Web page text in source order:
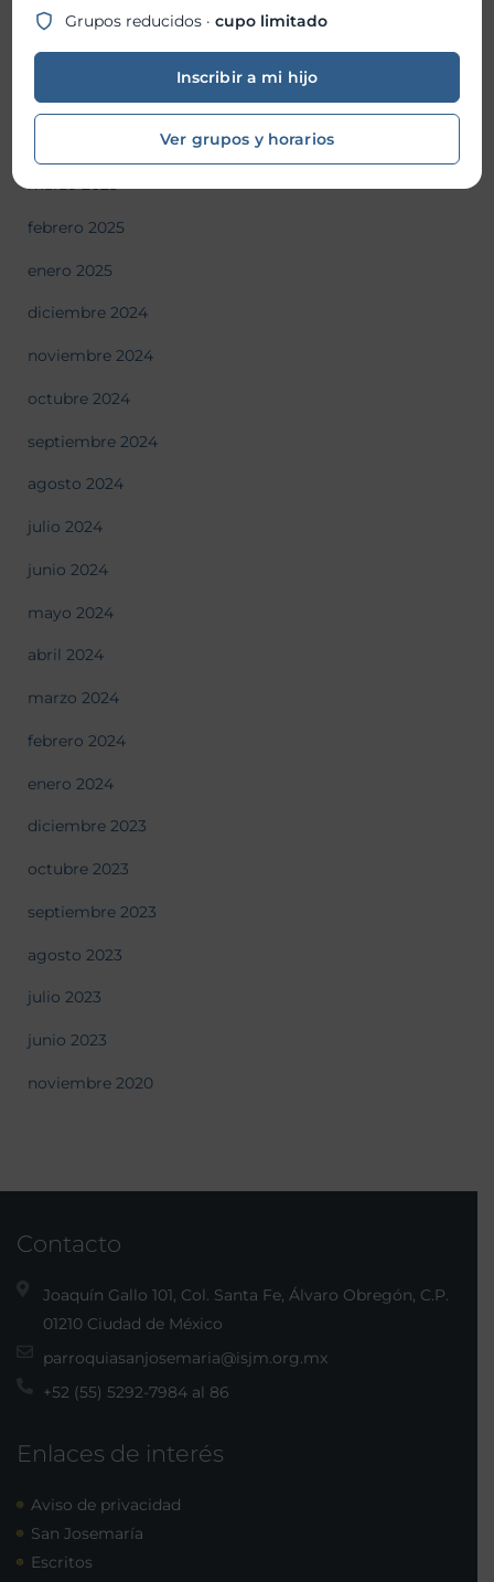
julio 2025
junio 2025
mayo 2025
marzo 2025
febrero 2025
enero 2025
diciembre 2024
noviembre 2024
octubre 2024
septiembre 2024
agosto 2024
julio 2024
junio 2024
mayo 2024
abril 2024
marzo 2024
febrero 2024
enero 2024
diciembre 2023
octubre 2023
septiembre 2023
agosto 2023
julio 2023
junio 2023
noviembre 2020
Contacto
Joaquín Gallo 101, Col. Santa Fe, Álvaro Obregón, C.P.
01210 Ciudad de México
parroquiasanjosemaria@isjm.org.mx
+52 (55) 5292-7984 al 86
Enlaces de interés
Aviso de privacidad
San Josemaría
Escritos
Grupos reducidos ·cupo limitado
Inscribir a mi hijo
Ver grupos y horarios